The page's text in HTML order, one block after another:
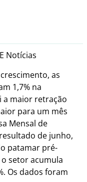
Notícias
as
1,7% na
a maior retração
para um mês
Mensal de
de junho,
patamar pré-
setor acumula
Os dados foram